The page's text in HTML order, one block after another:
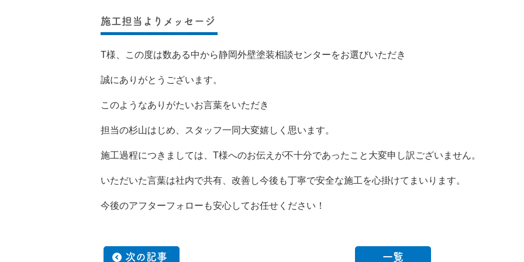
施工担当よりメッセージ
T様、この度は数ある中から静岡外壁塗装相談センターをお選びいただき
誠にありがとうございます。
このようなありがたいお言葉をいただき
担当の杉山はじめ、スタッフ一同大変嬉しく思います。
施工過程につきましては、T様へのお伝えが不十分であったこと大変申し訳ございません。
いただいた言葉は社内で共有、改善し今後も丁寧で安全な施工を心掛けてまいります。
今後のアフターフォローも安心してお任せください！
次の記事 一覧